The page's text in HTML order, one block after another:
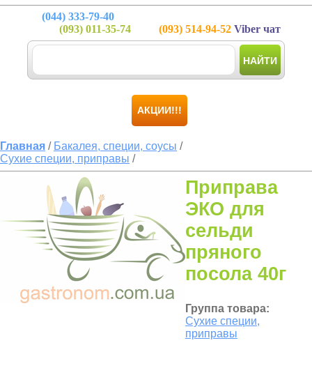
(044) 333-79-40
(093) 011-35-74 (093) 514-94-52 Viber чат
НАЙТИ
АКЦИИ!!!
Главная / Бакалея, специи, соусы /
Сухие специи, приправы /
Приправа
ЭКО для
сельди
пряного
посола 40г
Группа товара:
Сухие специи,
приправы